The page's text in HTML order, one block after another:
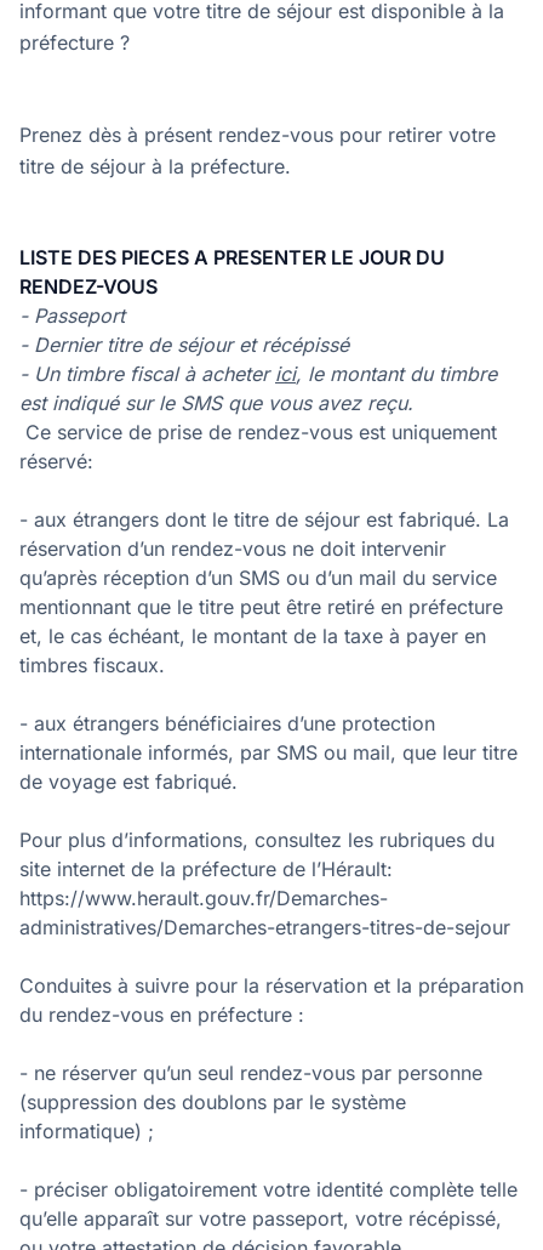
informant que votre titre de séjour est disponible à la
préfecture ?
Prenez dès à présent rendez-vous pour retirer votre
titre de séjour à la préfecture.
LISTE DES PIECES A PRESENTER LE JOUR DU
RENDEZ-VOUS
- Passeport
- Dernier titre de séjour et récépissé
- Un timbre fiscal à acheter ici, le montant du timbre
est indiqué sur le SMS que vous avez reçu.
Ce service de prise de rendez-vous est uniquement
réservé:
- aux étrangers dont le titre de séjour est fabriqué. La
réservation d’un rendez-vous ne doit intervenir
qu’après réception d’un SMS ou d’un mail du service
mentionnant que le titre peut être retiré en préfecture
et, le cas échéant, le montant de la taxe à payer en
timbres fiscaux.
- aux étrangers bénéficiaires d’une protection
internationale informés, par SMS ou mail, que leur titre
de voyage est fabriqué.
Pour plus d’informations, consultez les rubriques du
site internet de la préfecture de l’Hérault:
https://www.herault.gouv.fr/Demarches-
administratives/Demarches-etrangers-titres-de-sejour
Conduites à suivre pour la réservation et la préparation
du rendez-vous en préfecture :
- ne réserver qu’un seul rendez-vous par personne
(suppression des doublons par le système
informatique) ;
- préciser obligatoirement votre identité complète telle
qu’elle apparaît sur votre passeport, votre récépissé,